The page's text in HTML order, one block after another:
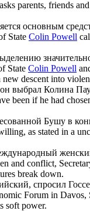
parents, friends
основным
State Colin Powell
State Colin Powell
descent into
выбрал Колина
been if he had
Бушу в
as stated in a
and conflict,
break down.
спросил
Forum in
soft power.